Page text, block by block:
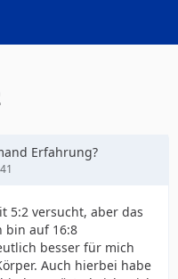
Erfahrung?
5:2 versucht, aber das
bin auf 16:8
besser für mich
Auch hierbei habe